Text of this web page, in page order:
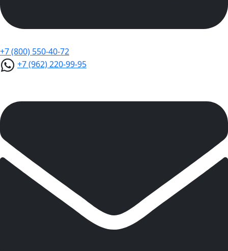
+7 (800) 550-40-72
+7 (962) 220-99-95